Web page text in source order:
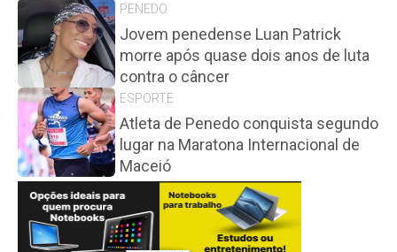
PENEDO
Jovem penedense Luan Patrick
morre após quase dois anos de luta
contra o câncer
ESPORTE
Atleta de Penedo conquista segundo
lugar na Maratona Internacional de
Maceió